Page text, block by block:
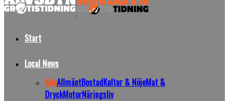
Start
Local News
AllaAllmäntBostadKultur & NöjeMat &
DryckMotorNäringsliv